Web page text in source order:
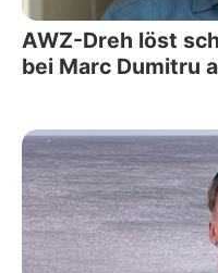
AWZ-Dreh löst
bei Marc Dumitru